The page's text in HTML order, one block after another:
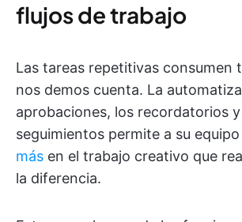
flujos de trabajo
Las tareas repetitivas consumen
nos demos cuenta. La
aprobaciones, los recordatorios
seguimientos permite a su equipo
más en el trabajo creativo que
la diferencia.